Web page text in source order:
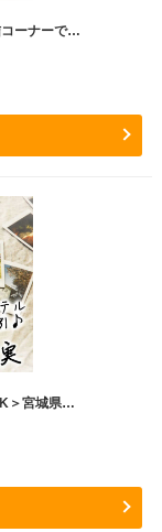
ーナーで…
＞宮城県…